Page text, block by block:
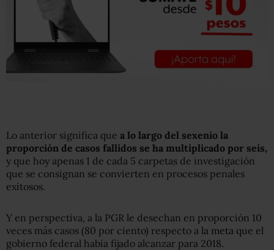
Lo anterior significa que a lo largo del sexenio la
proporción de casos fallidos se ha multiplicado por seis,
y que hoy apenas 1 de cada 5 carpetas de investigación
que se consignan se convierten en procesos penales
exitosos.
Y en perspectiva, a la PGR le desechan en proporción 10
veces más casos (80 por ciento) respecto a la meta que el
gobierno federal había fijado alcanzar para 2018.